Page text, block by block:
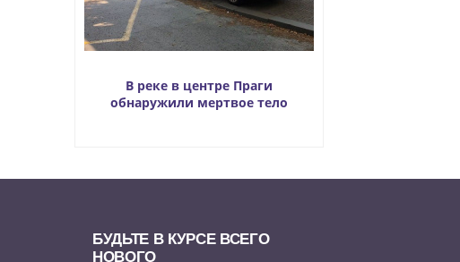
В реке в центре Праги
обнаружили мертвое тело
БУДЬТЕ В КУРСЕ ВСЕГО
НОВОГО